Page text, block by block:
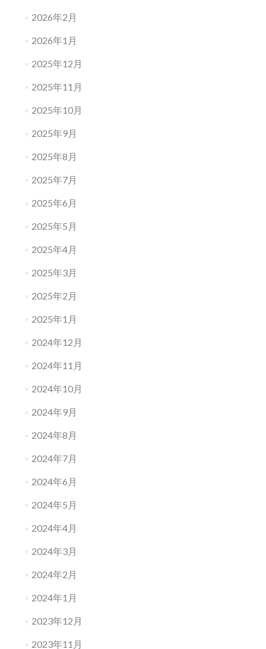
2026年2月
2026年1月
2025年12月
2025年11月
2025年10月
2025年9月
2025年8月
2025年7月
2025年6月
2025年5月
2025年4月
2025年3月
2025年2月
2025年1月
2024年12月
2024年11月
2024年10月
2024年9月
2024年8月
2024年7月
2024年6月
2024年5月
2024年4月
2024年3月
2024年2月
2024年1月
2023年12月
2023年11月